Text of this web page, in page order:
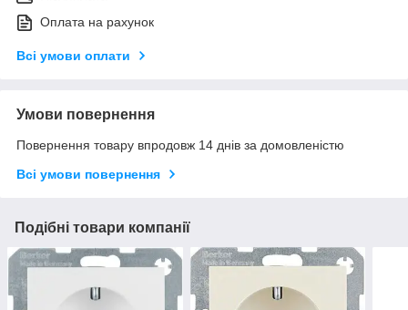
Оплата на рахунок
Всі умови оплати
Умови повернення
Повернення товару впродовж 14 днів за домовленістю
Всі умови повернення
Подібні товари компанії